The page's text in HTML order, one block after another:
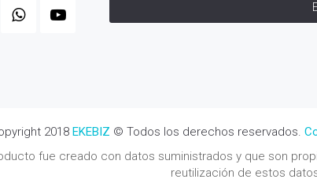
2018 EKEBIZ © Todos los derechos reservados.
fue creado con datos suministrados y que son
reutilización de estos